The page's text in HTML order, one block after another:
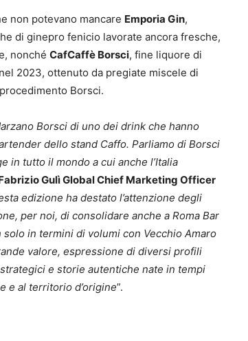
non potevano mancare Emporia Gin,
di ginepro fenicio lavorate ancora fresche,
nonché CafCaffè Borsci, fine liquore di
2023, ottenuto da pregiate miscele di
Borsci.
Borsci di uno dei drink che hanno
dello stand Caffo. Parliamo di Borsci
in tutto il mondo a cui anche l’Italia
Gulì Global Chief Marketing Officer
edizione ha destato l’attenzione degli
per noi, di consolidare anche a Roma Bar
in termini di volumi con Vecchio Amaro
valore, espressione di diversi profili
e storie autentiche nate in tempi
e al territorio d’origine”.